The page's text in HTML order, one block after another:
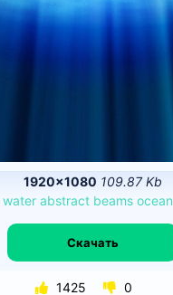
1920×1080 109.87 Kb
water abstract beams ocean
Скачать
1425 0